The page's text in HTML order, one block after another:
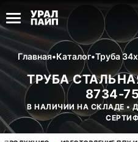
Главная•Каталог•Труба
ТРУБА
8734-
В НАЛИЧИИ НА СКЛАДЕ •